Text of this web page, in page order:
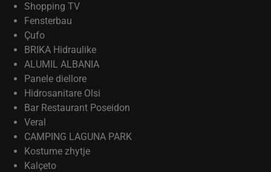
Shopping TV
Fensterbau
Çufo
BRIKA Hidraulike
ALUMIL ALBANIA
Panele diellore
Hidrosanitare Olsi
Bar Restaurant Poseidon
Veral
CAMPING LAGUNA PARK
Kostume zhytje
Kalçeto